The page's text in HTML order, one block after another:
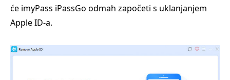
će imyPass iPassGo odmah započeti s uklanjanjem
Apple ID-a.